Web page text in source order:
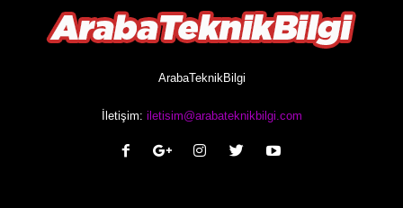
ArabaTeknikBilgi
İletişim: iletisim@arabateknikbilgi.com